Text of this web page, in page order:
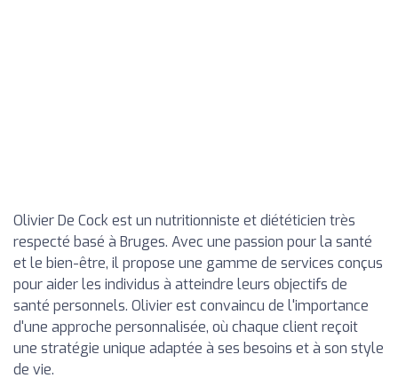
Olivier De Cock est un nutritionniste et diététicien très
respecté basé à Bruges. Avec une passion pour la santé
et le bien-être, il propose une gamme de services conçus
pour aider les individus à atteindre leurs objectifs de
santé personnels. Olivier est convaincu de l'importance
d'une approche personnalisée, où chaque client reçoit
une stratégie unique adaptée à ses besoins et à son style
de vie.